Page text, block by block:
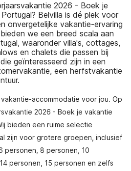
2026 - Boek je
Belvilla is dé plek voor
onvergetelijke vakantie-ervaring
we een breed scala aan
waaronder villa's, cottages,
en chalets die passen bij
geïnteresseerd zijn in een
een herfstvakantie
accommodatie voor jou. Op
2026 - Boek je vakantie
bieden een ruime selectie
zijn voor grotere groepen, inclusief
personen, 8 personen, 10
personen, 15 personen en zelfs